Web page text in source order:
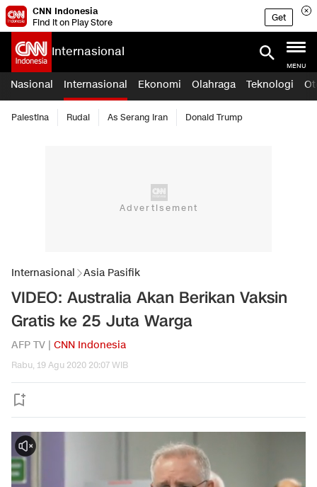
CNN Indonesia
Find it on Play Store
Get
Internasional
MENU
Nasional Internasional Ekonomi Olahraga Teknologi
Palestina Rudal As Serang Iran Donald Trump
Internasional Asia Pasifik
VIDEO: Australia Akan Berikan Vaksin
Gratis ke 25 Juta Warga
AFP TV | CNN Indonesia
Rabu, 19 Agu 2020 20:07 WIB